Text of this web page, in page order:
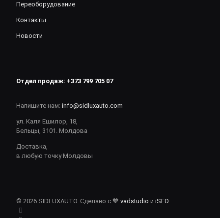
Переоборудование
Контакты
Новости
Отдел продаж: +373 799 705 07
Напишите нам: info@sidluxauto.com
ул. Каля Ешилор, 18,
Бельцы, 3101. Молдова
Доставка,
в любую точку Молдовы
© 2026 SIDLUXAUTO. Сделано с 🧡 vadstudio и iSEO